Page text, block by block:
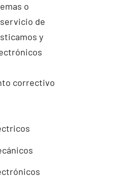
o
de
y
correctivo